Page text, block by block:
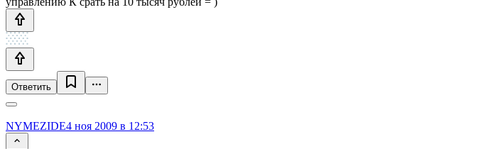
Ответить
NYMEZIDE4 ноя 2009 в 12:53